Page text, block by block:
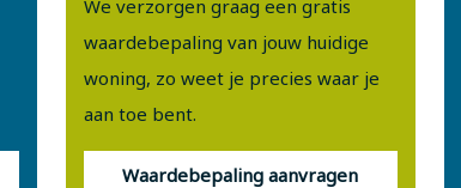
We verzorgen graag een gratis
waardebepaling van jouw huidige
woning, zo weet je precies waar je
aan toe bent.
Waardebepaling aanvragen